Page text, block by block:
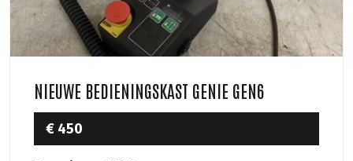
NIEUWE BEDIENINGSKAST GENIE GEN6
€ 450